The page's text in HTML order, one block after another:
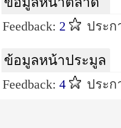
Feedback: 2 ประก
ข้อมูลหน้าประมูล
Feedback: 4 ประก